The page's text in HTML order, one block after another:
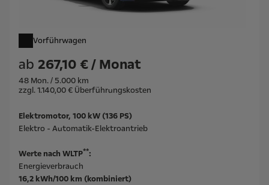
Vorführwagen
ab 267,10 € / Monat
48 Mon. / 5.000 km
zzgl. 1.140,00 € Überführungskosten
Elektromotor, 100 kW (136 PS)
Elektro - Automatik-Elektroantrieb
Werte nach WLTP**:
Energieverbrauch
16,2 kWh/100 km (kombiniert)